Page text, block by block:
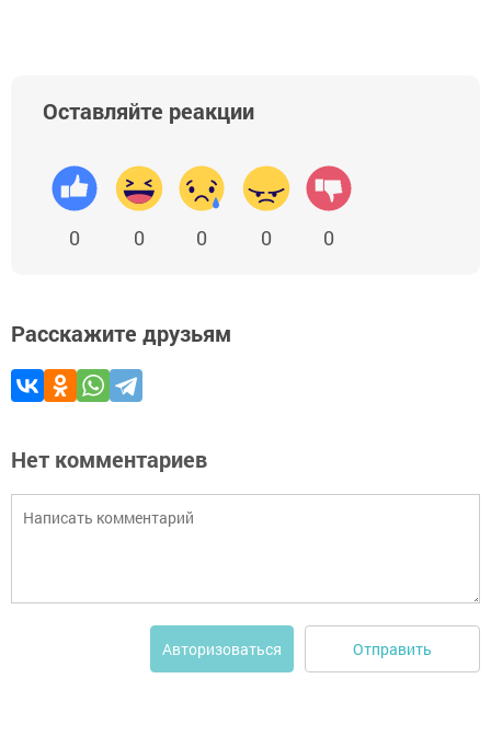
Оставляйте реакции
0 0 0 0 0
Расскажите друзьям
Нет комментариев
Авторизоваться Отправить